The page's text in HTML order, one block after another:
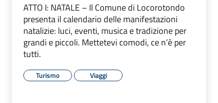
ATTO I: NATALE – Il Comune di Locorotondo
presenta il calendario delle manifestazioni
natalizie: luci, eventi, musica e tradizione per
grandi e piccoli. Mettetevi comodi, ce n’è per
tutti.
Turismo Viaggi